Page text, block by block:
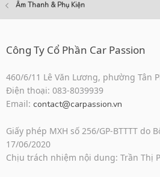
Âm Thanh & Phụ Kiện
Công Ty Cổ Phần Car Passion
460/6/11 Lê Văn Lương, phường Tân
Điện thoại: 083-8039939
Email: contact@carpassion.vn
Giấy phép MXH số 256/GP-BTTTT do
17/06/2020
Chịu trách nhiệm nội dung: Trần Thị